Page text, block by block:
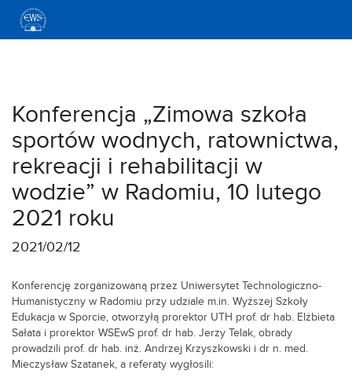
Konferencja „Zimowa szkoła
sportów wodnych, ratownictwa,
rekreacji i rehabilitacji w
wodzie” w Radomiu, 10 lutego
2021 roku
2021/02/12
Konferencję zorganizowaną przez Uniwersytet Technologiczno-
Humanistyczny w Radomiu przy udziale m.in. Wyższej Szkoły
Edukacja w Sporcie, otworzyłą prorektor UTH prof. dr hab. Elżbieta
Sałata i prorektor WSEwS prof. dr hab. Jerzy Telak, obrady
prowadzili prof. dr hab. inż. Andrzej Krzyszkowski i dr n. med.
Mieczysław Szatanek, a referaty wygłosili: